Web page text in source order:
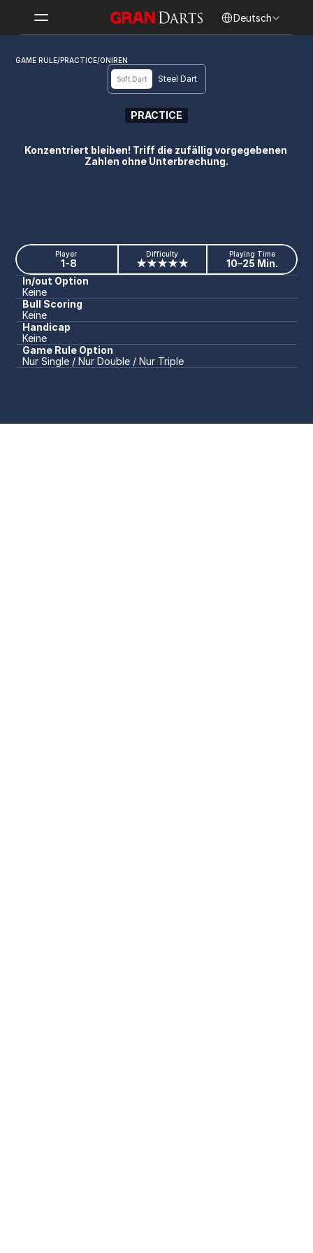
Deutsch
Soft Dart Steel Dart
GAME RULE/PRACTICE/ONIREN
PRACTICE
Konzentriert bleiben! Triff die zufällig vorgegebenen
Zahlen ohne Unterbrechung.
Player
1-8
Difficulty
★★★★★
Playing Time
10–25 Min.
In/out Option
Keine
Bull Scoring
Keine
Handicap
Keine
Game Rule Option
Nur Single / Nur Double / Nur Triple